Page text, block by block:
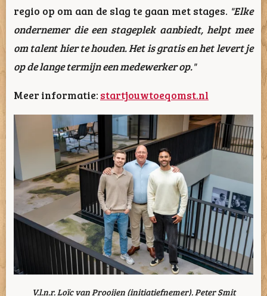
regio op om aan de slag te gaan met stages. "Elke
ondernemer die een stageplek aanbiedt, helpt mee
om talent hier te houden. Het is gratis en het levert je
op de lange termijn een medewerker op."
Meer informatie: startjouwtoeqomst.nl
V.l.n.r. Loïc van Prooijen (initiatiefnemer). Peter Smit